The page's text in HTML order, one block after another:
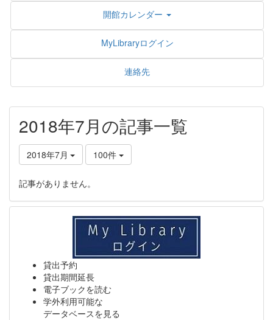
開館カレンダー
MyLibraryログイン
連絡先
2018年7月の記事一覧
2018年7月 100件
記事がありません。
貸出予約
貸出期間延長
電子ブックを読む
学外利用可能な
データベースを見る